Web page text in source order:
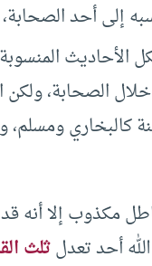
إلى أحد الصحابة،
الأحاديث
الصحابة،
كالبخاري ومسلم،
مكذوب إلا أنه
أحد تعدلثلث